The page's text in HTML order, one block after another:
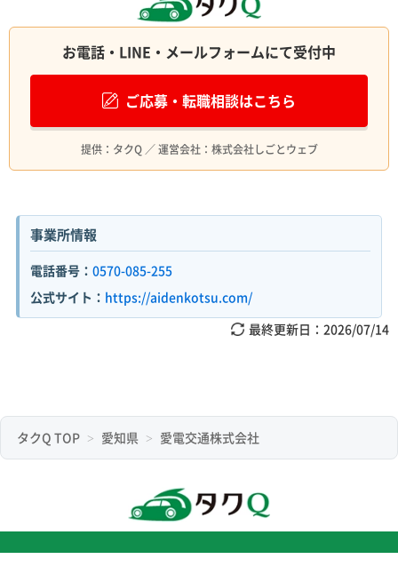
お電話・LINE・メールフォームにて受付中
ご応募・転職相談はこちら
提供：タクQ ／ 運営会社：株式会社しごとウェブ
事業所情報
電話番号： 0570-085-255
公式サイト： https://aidenkotsu.com/
最終更新日： 2026/07/14
タクQ TOP 愛知県 愛電交通株式会社